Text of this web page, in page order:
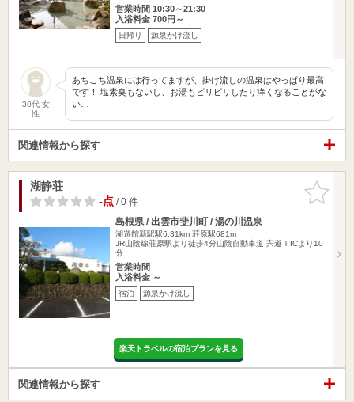
営業時間 10:30～21:30
入浴料金 700円～
日帰り 源泉かけ流し
30代 女
性
あちこち温泉には行ってますが、掛け流しの温泉はやっぱり最高
です！ 塩素臭もないし、お湯もピリピリしたり痒くなることがな
い…
関連情報から探す
お気に入
りに追加
湖静荘
-点/ 0 件
島根県 / 出雲市斐川町 / 湯の川温泉
湖遊館新駅駅6.31km 荘原駅681m
JR山陰線荘原駅より徒歩4分山陰自動車道 宍道ＩICより10
分
営業時間
入浴料金 ～
宿泊 源泉かけ流し
楽天トラベルの宿泊プランを見る
関連情報から探す